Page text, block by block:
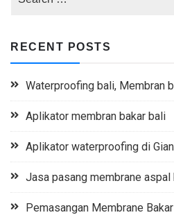
RECENT POSTS
Waterproofing bali, Membran
Aplikator membran bakar bali
Aplikator waterproofing di
Jasa pasang membrane aspal
Pemasangan Membrane